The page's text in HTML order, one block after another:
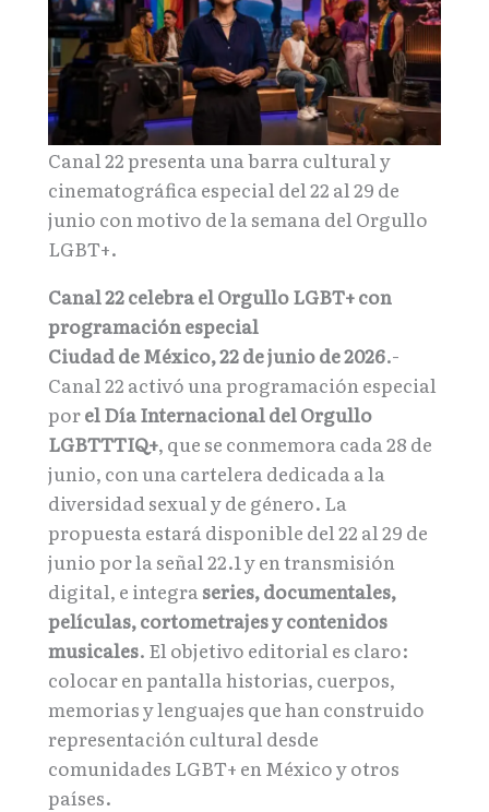
Canal 22 presenta una barra cultural y
cinematográfica especial del 22 al 29 de
junio con motivo de la semana del Orgullo
LGBT+.
Canal 22 celebra el Orgullo LGBT+ con
programación especial
Ciudad de México, 22 de junio de 2026.-
Canal 22 activó una programación especial
porel Día Internacional del Orgullo
LGBTTTIQ+, que se conmemora cada 28 de
junio, con una cartelera dedicada a la
diversidad sexual y de género. La
propuesta estará disponible del 22 al 29 de
junio por la señal 22.1 y en transmisión
digital, e integra series, documentales,
películas, cortometrajes y contenidos
musicales. El objetivo editorial es claro:
colocar en pantalla historias, cuerpos,
memorias y lenguajes que han construido
representación cultural desde
comunidades LGBT+ en México y otros
países.